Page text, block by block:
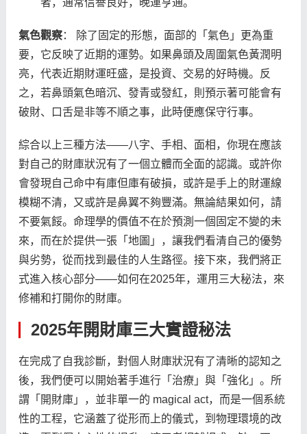
氣色觀察： 除了固定的形態，面部的「氣色」更為重
要，它反映了近期的運勢。如果鼻頭及周圍氣色黃潤明
亮，代表近期財運旺盛，是投資、交易的好時機。反
之，若鼻頭氣色暗沉、發青或發紅，則預示著可能會有
破財、口舌是非等不順之事，此時便應保守行事。
綜合以上三種方法——八字、手相、面相，你現在應該
對自己的財庫狀況有了一個立體而全面的認識。或許你
會發現自己命中有庫但庫有破損，或許是手上的財運線
模糊不清，又或許是鼻翼不夠豐滿。無論結果如何，請
不要氣餒。命理學的價值不在於預測一個固定不變的未
來，而在於提供一張「地圖」，讓我們看清自己的優勢
與劣勢，從而找到最佳的人生路徑。接下來，我們將正
式進入核心部分——如何在2025年，運用三大秘法，來
修補和打開你的財庫。
2025年開財庫三大實證秘法
在完成了自我診斷，對個人財庫狀況有了清晰的認知之
後，我們便可以開始著手進行「治療」與「強化」。所
謂「開財庫」，並非單一的 magical act，而是一個系統
性的工程，它涵蓋了從形而上的儀式，到物理環境的改